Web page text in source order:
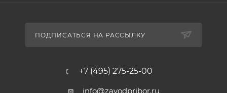
ПОДПИСАТЬСЯ НА РАССЫЛКУ
+7 (495) 275-25-00
info@zavodpribor.ru